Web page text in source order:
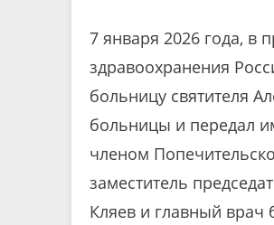
7 января 2026 года, в
здравоохранения
больницу святителя
больницы и передал
членом
заместитель
Кляев и главный